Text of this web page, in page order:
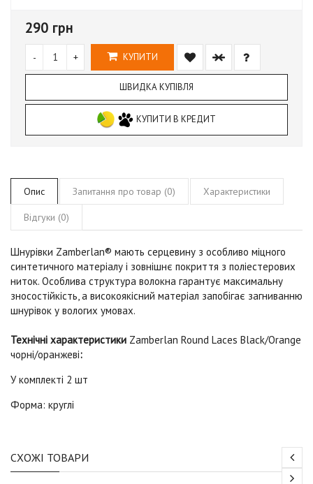
290 грн
- + КУПИТИ
ШВИДКА КУПІВЛЯ
КУПИТИ В КРЕДИТ
Опис Запитання про товар (0) Характеристики
Відгуки (0)
Шнурівки Zamberlan® мають серцевину з особливо міцного
синтетичного матеріалу і зовнішнє покриття з поліестерових
ниток. Особлива структура волокна гарантує максимальну
зносостійкість, а високоякісний матеріал запобігає загниванню
шнурівок у вологих умовах.
Технічні характеристики Zamberlan Round Laces Black/Orange
чорні/оранжеві:
У комплекті 2 шт
Форма: круглі
СХОЖІ ТОВАРИ